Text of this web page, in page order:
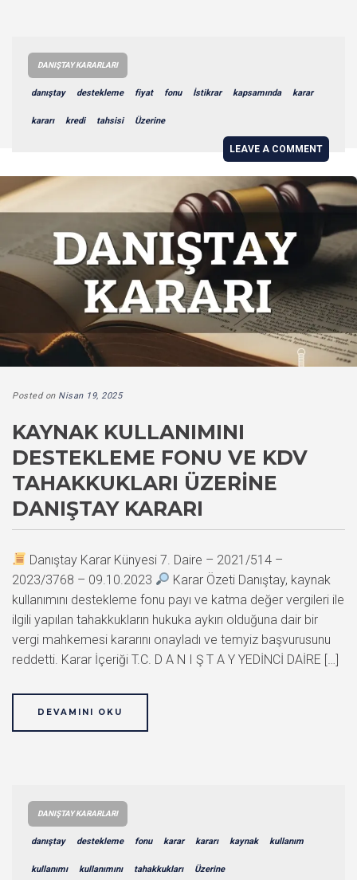
DANIŞTAY KARARLARI
danıştay destekleme fiyat fonu İstikrar kapsamında karar
kararı kredi tahsisi Üzerine
LEAVE A COMMENT
Posted on Nisan 19, 2025
KAYNAK KULLANIMINI
DESTEKLEME FONU VE KDV
TAHAKKUKLARI ÜZERINE
DANIŞTAY KARARI
Danıştay Karar Künyesi 7. Daire – 2021/514 –
2023/3768 – 09.10.2023
Karar Özeti Danıştay, kaynak
kullanımını destekleme fonu payı ve katma değer vergileri ile
ilgili yapılan tahakkukların hukuka aykırı olduğuna dair bir
vergi mahkemesi kararını onayladı ve temyiz başvurusunu
reddetti. Karar İçeriği T.C. D A N I Ş T A Y YEDİNCİ DAİRE […]
DEVAMINI OKU
DANIŞTAY KARARLARI
danıştay destekleme fonu karar kararı kaynak kullanım
kullanımı kullanımını tahakkukları Üzerine